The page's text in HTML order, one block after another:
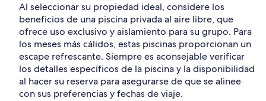
Al seleccionar su propiedad ideal, considere los
beneficios de una piscina privada al aire libre, que
ofrece uso exclusivo y aislamiento para su grupo. Para
los meses más cálidos, estas piscinas proporcionan un
escape refrescante. Siempre es aconsejable verificar
los detalles específicos de la piscina y la disponibilidad
al hacer su reserva para asegurarse de que se alinee
con sus preferencias y fechas de viaje.